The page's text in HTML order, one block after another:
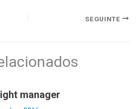
SEGUINTE
manager